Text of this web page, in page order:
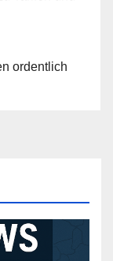
ordentlich